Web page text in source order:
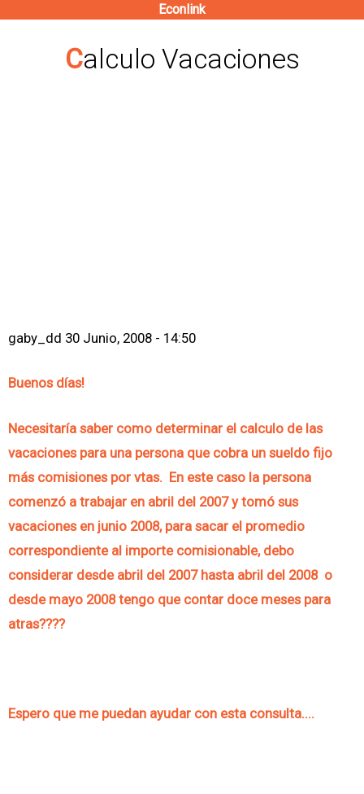
contenido
Econlink
Calculo Vacaciones
gaby_dd 30 Junio, 2008 - 14:50
Buenos días!
Necesitaría saber como determinar el calculo de las
vacaciones para una persona que cobra un sueldo fijo
más comisiones por vtas. En este caso la persona
comenzó a trabajar en abril del 2007 y tomó sus
vacaciones en junio 2008, para sacar el promedio
correspondiente al importe comisionable, debo
considerar desde abril del 2007 hasta abril del 2008 o
desde mayo 2008 tengo que contar doce meses para
atras????
Espero que me puedan ayudar con esta consulta....